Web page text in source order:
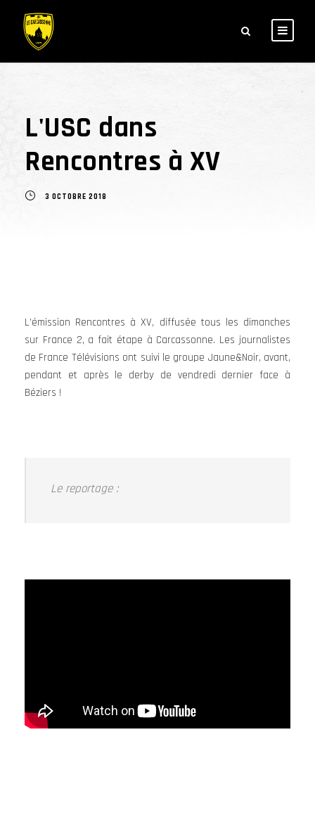
L'USC dans
Rencontres à XV
3 OCTOBRE 2018
L’émission Rencontres à XV, diffusée tous les dimanches
sur France 2, a fait étape à Carcassonne. Les journalistes
de France Télévisions ont suivi le groupe Jaune&Noir, avant,
pendant et après le derby de vendredi dernier face à
Béziers !
Le reportage :